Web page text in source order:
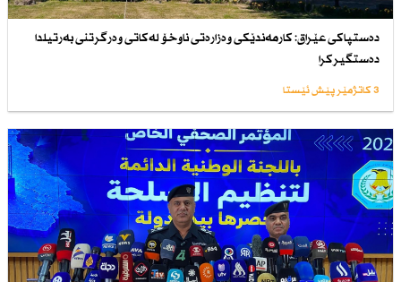
دەستپاكی عێراق: كارمەندێكی وەزارەتی ناوخۆ لەكاتی وەرگرتنی بەرتیلدا
دەستگیركرا
3 کاتژمێر پێش ئێستا